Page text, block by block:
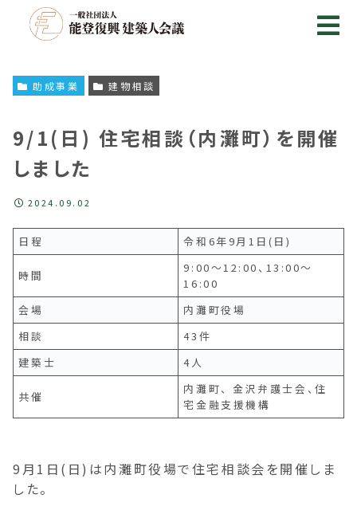
9/1(日) 住宅相談（内灘町）を開催
しました
2024.09.02
助成事業 建物相談
日程 令和6年9月1日(日)
時間
9:00～12:00、13:00～
16:00
会場
内灘町役場
相談
43件
建築士
4人
共催
内灘町、 金沢弁護士会、住
宅金融支援機構
9月1日(日)は内灘町役場で住宅相談会を開催しま
した。